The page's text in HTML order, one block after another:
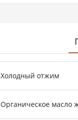
Холодный отжим
Органическое масло